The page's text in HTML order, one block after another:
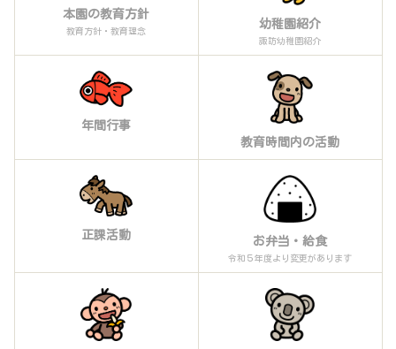
本園の教育方針
教育方針・教育理念
幼稚園紹介
諏訪幼稚園紹介
年間行事
教育時間内の活動
正課活動 お弁当・給食
令和５年度より変更があります